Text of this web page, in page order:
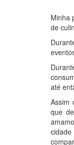
Minha
de
até
Assim
que